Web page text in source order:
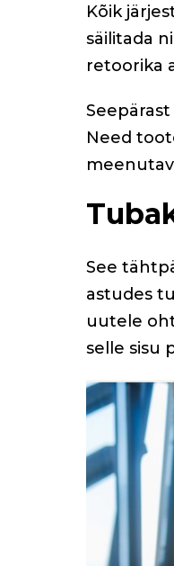
Kõik
säilitada
retoorika
Need
See
astudes
uutele
selle sisu